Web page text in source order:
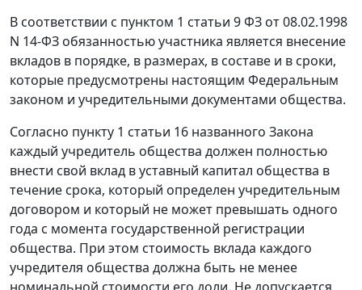
В соответствии с пунктом 1 статьи 9ФЗ от 08.02.1998
N 14-ФЗ обязанностью участника является внесение
вкладов в порядке, в размерах, в составе и в сроки,
которые предусмотрены настоящим Федеральным
законом и учредительными документами общества.
Согласно пункту 1 статьи 16 названного Закона
каждый учредитель общества должен полностью
внести свой вклад в уставный капитал общества в
течение срока, который определен учредительным
договором и который не может превышать одного
года с момента государственной регистрации
общества. При этом стоимость вклада каждого
учредителя общества должна быть не менее